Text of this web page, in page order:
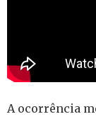
A ocorrência